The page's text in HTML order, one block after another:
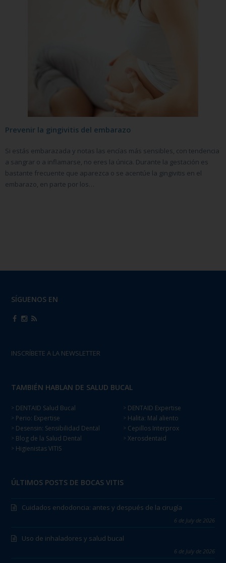
Prevenir la gingivitis del embarazo
Si estás embarazada y notas las encías más sensibles, con tendencia
a sangrar o a inflamarse, no eres la única. Durante la gestación es
bastante frecuente que aparezca o se acentúe la gingivitis en el
embarazo, en parte por los…
SÍGUENOS EN
INSCRÍBETE A LA NEWSLETTER
TAMBIÉN HABLAN DE SALUD BUCAL
> DENTAID Salud Bucal
> Perio: Expertise
> Desensin: Sensibilidad Dental
> Blog de la Salud Dental
> Higienistas VITIS
> DENTAID Expertise
> Halita: Mal aliento
> Cepillos Interprox
> Xerosdentaid
ÚLTIMOS POSTS DE BOCAS VITIS
Cuidados endodoncia: antes y después de la cirugía
6 de July de 2026
Uso de inhaladores y salud bucal
6 de July de 2026